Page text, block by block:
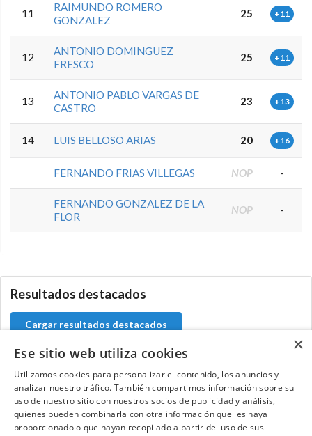
11
RAIMUNDO ROMERO
GONZALEZ
25 +11
12
ANTONIO DOMINGUEZ
FRESCO
25 +11
13
ANTONIO PABLO VARGAS DE
CASTRO
23 +13
14 LUIS BELLOSO ARIAS 20 +16
FERNANDO FRIAS VILLEGAS NOP -
FERNANDO GONZALEZ DE LA
FLOR
NOP -
Resultados destacados
Cargar resultados destacados
Contacta con el equipo de NextCaddy
Opina Contacta
×
Ese sitio web utiliza cookies
Utilizamos cookies para personalizar el contenido, los anuncios y
analizar nuestro tráfico. También compartimos información sobre su
uso de nuestro sitio con nuestros socios de publicidad y análisis,
quienes pueden combinarla con otra información que les haya
proporcionado o que hayan recopilado a partir del uso de sus